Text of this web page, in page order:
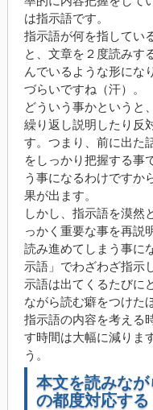
は指示語です。
指示語が何を指してい
と、文章を２度読みす
んでいるような形にな
づらいですね（汗）。
どういう事かというと
繰り返し説明したり反
す。つまり、前に出た
をしっかり把握する事
う事になるわけですか
果が出ます。
しかし、指示語を漠然
っかく重要な事を再説
読み進めてしまう事に
示語」でわざわざ指示
示語は出てくるたびに
ながら読む癖をつけた
指示語の内容を考える
す時間は大幅に減りま
う。
本文を読みな
の都度対応する